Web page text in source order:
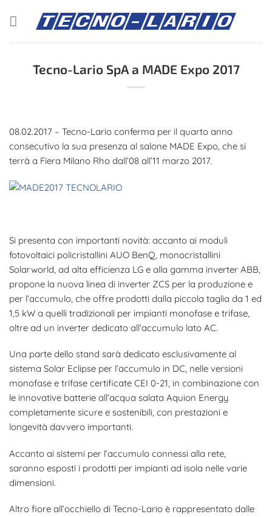
Tecno-Lario SpA a MADE Expo 2017
08.02.2017 – Tecno-Lario conferma per il quarto anno
consecutivo la sua presenza al salone MADE Expo, che si
terrà a Fiera Milano Rho dall’08 all’11 marzo 2017.
Si presenta con importanti novità: accanto ai moduli
fotovoltaici policristallini AUO BenQ, monocristallini
Solarworld, ad alta efficienza LG e alla gamma inverter ABB,
propone la nuova linea di inverter ZCS per la produzione e
per l’accumulo, che offre prodotti dalla piccola taglia da 1 ed
1,5 kW a quelli tradizionali per impianti monofase e trifase,
oltre ad un inverter dedicato all’accumulo lato AC.
Una parte dello stand sarà dedicato esclusivamente al
sistema Solar Eclipse per l’accumulo in DC, nelle versioni
monofase e trifase certificate CEI 0-21, in combinazione con
le innovative batterie all’acqua salata Aquion Energy
completamente sicure e sostenibili, con prestazioni e
longevità davvero importanti.
Accanto ai sistemi per l’accumulo connessi alla rete,
saranno esposti i prodotti per impianti ad isola nelle varie
dimensioni.
Altro fiore all’occhiello di Tecno-Lario è rappresentato dalle